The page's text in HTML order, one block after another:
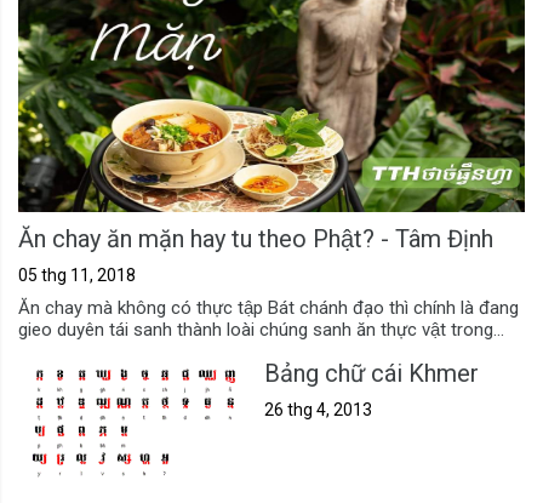
Ăn chay ăn mặn hay tu theo Phật? - Tâm Định
05 thg 11, 2018
Ăn chay mà không có thực tập Bát chánh đạo thì chính là đang
gieo duyên tái sanh thành loài chúng sanh ăn thực vật trong...
Bảng chữ cái Khmer
26 thg 4, 2013